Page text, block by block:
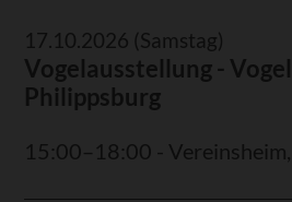
17.10.2026 (Samstag)
Vogelausstellung -
Philippsburg
15:00–18:00 -